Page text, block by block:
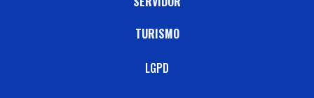
TURISMO
LGPD